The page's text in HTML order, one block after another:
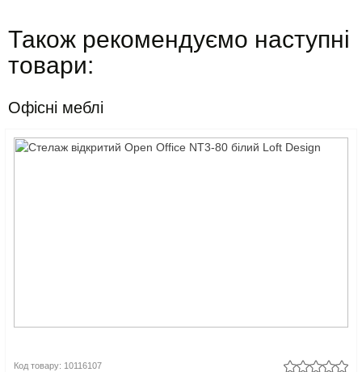
Також рекомендуємо наступні
товари:
Офісні меблі
Код товару: 10116107